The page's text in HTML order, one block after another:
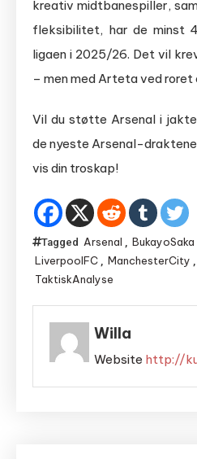
kreativ midtbanespiller,
fleksibilitet, har de minst
ligaen i 2025/26. Det vil
– men med Arteta ved roret
Vil du støtte Arsenal i
de nyeste Arsenal-
vis din troskap!
Tagged Arsenal , BukayoSaka
LiverpoolFC , ManchesterCity ,
TaktiskAnalyse
Willa
Website http://